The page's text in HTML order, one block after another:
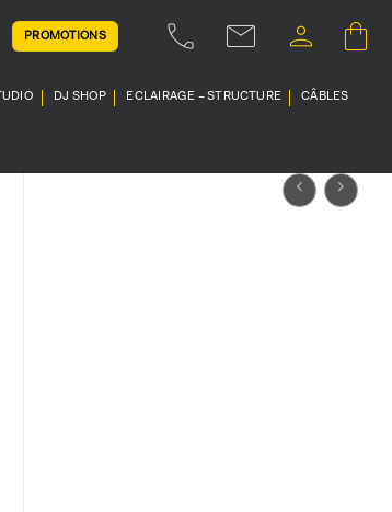
PROMOTIONS
DJ SHOP ECLAIRAGE – STRUCTURE CÂBLES